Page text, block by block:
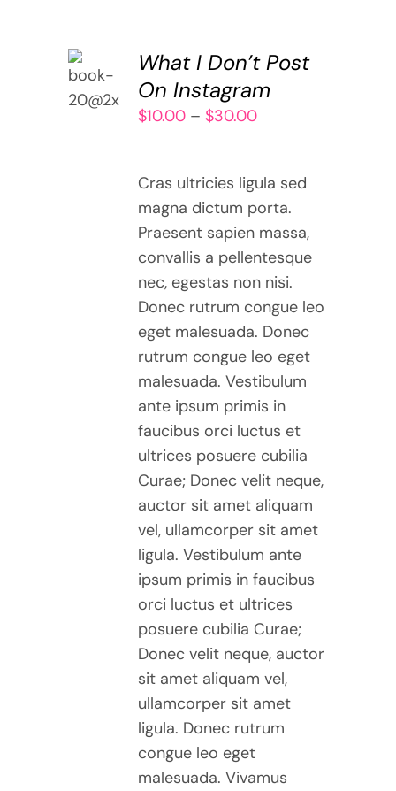
SELECT
OPTIONS
THIS
PRODUCT
VARIANTS.
OPTIONS
CHOSEN
PRODUCT
/
What I Don’t Post
On Instagram
$10.00 – $30.00Price
through
$30.00
Cras ultricies ligula sed
magna dictum porta.
Praesent sapien massa,
convallis a pellentesque
nec, egestas non nisi.
Donec rutrum congue leo
eget malesuada. Donec
rutrum congue leo eget
malesuada. Vestibulum
ante ipsum primis in
faucibus orci luctus et
ultrices posuere cubilia
Curae; Donec velit neque,
auctor sit amet aliquam
vel, ullamcorper sit amet
ligula. Vestibulum ante
ipsum primis in faucibus
orci luctus et ultrices
posuere cubilia Curae;
Donec velit neque, auctor
sit amet aliquam vel,
ullamcorper sit amet
ligula. Donec rutrum
congue leo eget
malesuada. Vivamus